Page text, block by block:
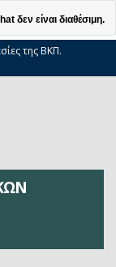
δεν είναι διαθέσιμη.
της ΒΚΠ.